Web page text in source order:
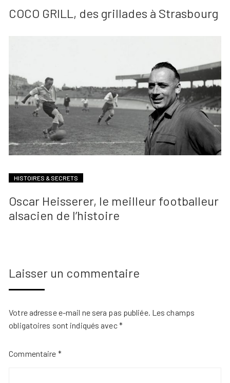
COCO GRILL, des grillades à Strasbourg
HISTOIRES & SECRETS
Oscar Heisserer, le meilleur footballeur
alsacien de l’histoire
Laisser un commentaire
Votre adresse e-mail ne sera pas publiée. Les champs
obligatoires sont indiqués avec*
Commentaire *